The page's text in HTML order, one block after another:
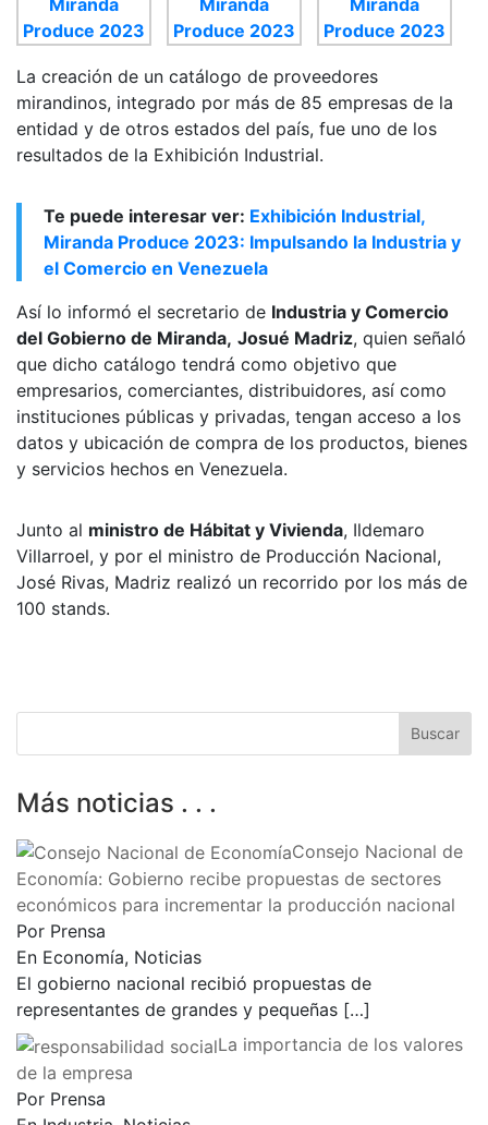
La creación de un catálogo de proveedores
mirandinos, integrado por más de 85 empresas de la
entidad y de otros estados del país, fue uno de los
Te puede interesar ver: Exhibición Industrial,
Miranda Produce 2023: Impulsando la Industria y
Así lo informó el secretario deIndustria y Comercio
del Gobierno de Miranda, Josué Madriz, quien señaló
que dicho catálogo tendrá como objetivo que
empresarios, comerciantes, distribuidores, así como
instituciones públicas y privadas, tengan acceso a los
datos y ubicación de compra de los productos, bienes
Junto alministro de Hábitat y Vivienda, Ildemaro
Villarroel, y por el ministro de Producción Nacional,
José Rivas, Madriz realizó un recorrido por los más de
Consejo Nacional de
Economía: Gobierno recibe propuestas de sectores
económicos para incrementar la producción nacional
Por Prensa
En Economía, Noticias
El gobierno nacional recibió propuestas de
representantes de grandes y pequeñas […]
de la empresa